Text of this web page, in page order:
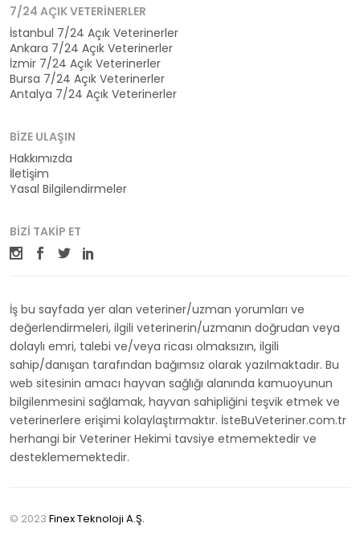
7/24 AÇIK VETERINERLER
İstanbul 7/24 Açık Veterinerler
Ankara 7/24 Açık Veterinerler
İzmir 7/24 Açık Veterinerler
Bursa 7/24 Açık Veterinerler
Antalya 7/24 Açık Veterinerler
BIZE ULAŞIN
Hakkımızda
İletişim
Yasal Bilgilendirmeler
BIZI TAKIP ET
İş bu sayfada yer alan veteriner/uzman yorumları ve
değerlendirmeleri, ilgili veterinerin/uzmanın doğrudan veya
dolaylı emri, talebi ve/veya ricası olmaksızın, ilgili
sahip/danışan tarafından bağımsız olarak yazılmaktadır. Bu
web sitesinin amacı hayvan sağlığı alanında kamuoyunun
bilgilenmesini sağlamak, hayvan sahipliğini teşvik etmek ve
veterinerlere erişimi kolaylaştırmaktır. İsteBuVeteriner.com.tr
herhangi bir Veteriner Hekimi tavsiye etmemektedir ve
desteklememektedir.
© 2023 Finex Teknoloji A.Ş.